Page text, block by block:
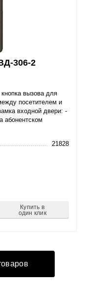
306-2
вызова для
посетителем и
входной двери: -
абонентском
21828
Купить в
один клик